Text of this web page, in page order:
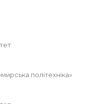
політехніка»